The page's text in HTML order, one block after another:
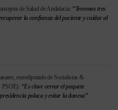
de Salud de Andalucía: “Tenemos tres
la confianza del paciente y cuidar al
eurodiputado de Socialistas &
PSOE): “Es clave cerrar el paquete
polaca y evitar la danesa”